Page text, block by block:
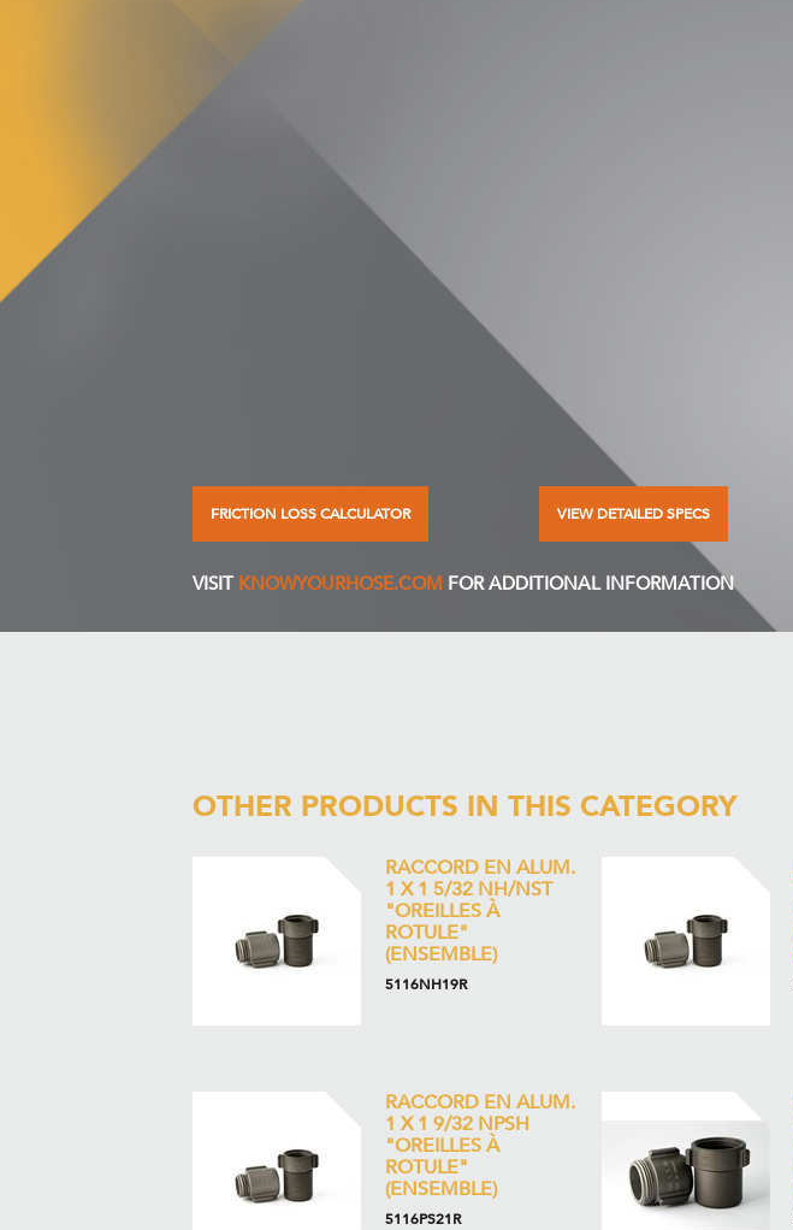
FRICTION LOSS CALCULATOR VIEW DETAILED SPECS
VISIT KNOWYOURHOSE.COM FOR ADDITIONAL INFORMATION
OTHER PRODUCTS IN THIS CATEGORY
RACCORD EN ALUM.
1 X 1 5/32 NH/NST
"OREILLES À
ROTULE"
(ENSEMBLE)
5116NH19R
RACCORD EN ALUM.
1 X 1 9/32 NPSH
"OREILLES À
ROTULE"
(ENSEMBLE)
5116PS21R